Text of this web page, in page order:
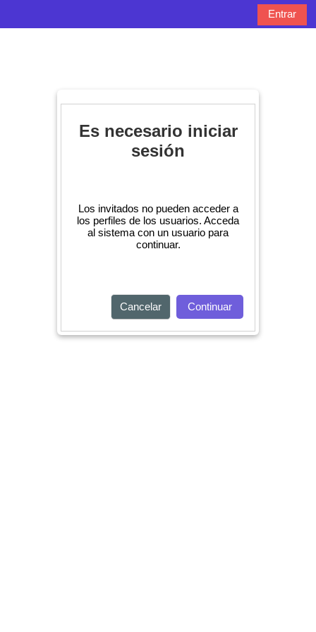
Entrar
Es necesario iniciar
sesión
Los invitados no pueden acceder a
los perfiles de los usuarios. Acceda
al sistema con un usuario para
continuar.
Cancelar Continuar